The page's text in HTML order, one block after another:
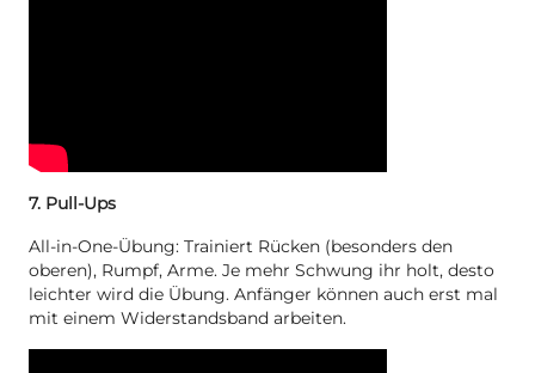
7. Pull-Ups
All-in-One-Übung: Trainiert Rücken (besonders den
oberen), Rumpf, Arme. Je mehr Schwung ihr holt, desto
leichter wird die Übung. Anfänger können auch erst mal
mit einem Widerstandsband arbeiten.